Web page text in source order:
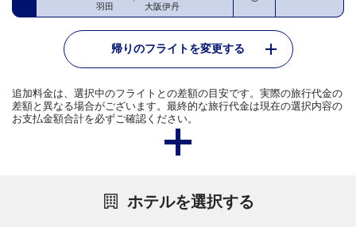
羽田 大阪伊丹
帰りのフライトを変更する
追加料金は、選択中のフライトとの差額の目安です。実際の旅行代金の
差額と異なる場合がございます。最終的な旅行代金は現在の選択内容の
お支払金額合計を必ずご確認ください。
ホテルを選択する